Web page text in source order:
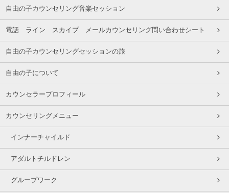
自由の子カウンセリング音楽セッション
電話 ライン スカイプ メールカウンセリング問い合わせシート
自由の子カウンセリングセッションの旅
自由の子について
カウンセラープロフィール
カウンセリングメニュー
インナーチャイルド
アダルトチルドレン
グループワーク